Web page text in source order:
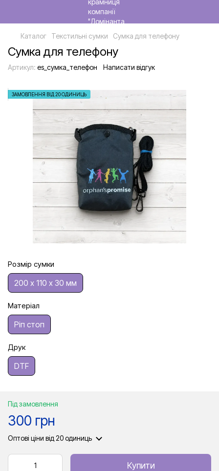
Каталог Текстильні сумки Сумка для телефону
Сумка для телефону
Артикул: es_сумка_телефон Написати відгук
ЗАМОВЛЕННЯ ВІД 20 ОДИНИЦЬ
Розмір сумки
200 х 110 х 30 мм
Матеріал
Ріп стоп
Друк
DTF
Під замовлення
300 грн
Оптові ціни від 20 одиниць
Купити